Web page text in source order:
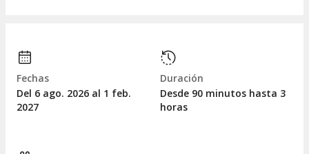
Fechas
Del 6 ago. 2026 al 1 feb.
2027
Duración
Desde 90 minutos hasta 3
horas